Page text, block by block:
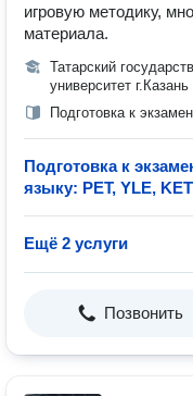
игровую методику,
материала.
Татарский
университет г.Казань
Подготовка к
Подготовка к
языку: PET, YLE, KET
Ещё 2 услуги
Позвонить